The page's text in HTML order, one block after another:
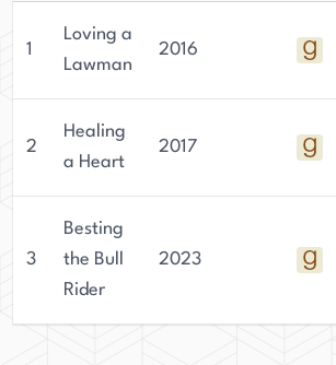
1
Loving a
Lawman
2016
2
Healing
a Heart
2017
3
Besting
the Bull
Rider
2023